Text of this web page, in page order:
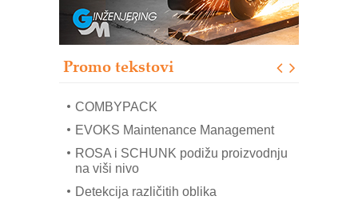
Promo tekstovi
Pranje točkova na gradilištu- standard
modernog i odgovornog građenja
mrežnog pretvarača sa tečnim
COMBYPACK
EVOKS Maintenance Management
ROSA i SCHUNK podižu proizvodnju
na viši nivo
Detekcija različitih oblika